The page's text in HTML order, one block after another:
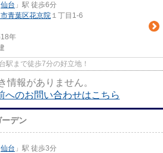
仙台 」駅 徒歩6分
青葉区花京院 １丁目1-6
年
駅まで徒歩7分の好立地！
情報がありません。
へのお問い合わせはこちら
ーデン
仙台 」駅 徒歩3分